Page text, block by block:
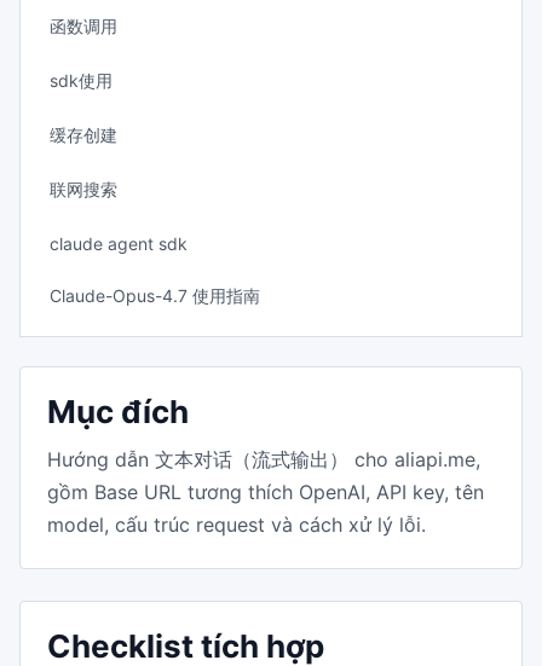
函数调用
sdk使用
缓存创建
联网搜索
claude agent sdk
Claude-Opus-4.7 使用指南
Mục đích
Hướng dẫn 文本对话（流式输出） cho aliapi.me,
gồm Base URL tương thích OpenAI, API key, tên
model, cấu trúc request và cách xử lý lỗi.
Checklist tích hợp